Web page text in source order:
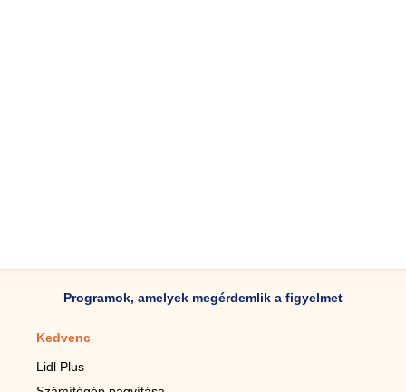
Programok, amelyek megérdemlik a figyelmet
Kedvenc
Lidl Plus